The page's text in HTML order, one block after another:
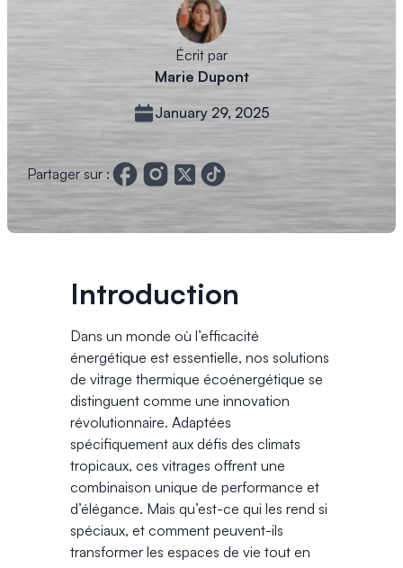
Écrit par
Marie Dupont
January 29, 2025
Partager sur :
Introduction
Dans un monde où l’efficacité
énergétique est essentielle, nos solutions
de vitrage thermique écoénergétique se
distinguent comme une innovation
révolutionnaire. Adaptées
spécifiquement aux défis des climats
tropicaux, ces vitrages offrent une
combinaison unique de performance et
d’élégance. Mais qu’est-ce qui les rend si
spéciaux, et comment peuvent-ils
transformer les espaces de vie tout en